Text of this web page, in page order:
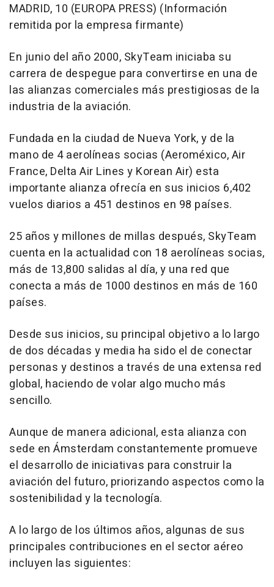
MADRID, 10 (EUROPA PRESS) (Información
remitida por la empresa firmante)
En junio del año 2000, SkyTeam iniciaba su
carrera de despegue para convertirse en una de
las alianzas comerciales más prestigiosas de la
industria de la aviación.
Fundada en la ciudad de Nueva York, y de la
mano de 4 aerolíneas socias (Aeroméxico, Air
France, Delta Air Lines y Korean Air) esta
importante alianza ofrecía en sus inicios 6,402
vuelos diarios a 451 destinos en 98 países.
25 años y millones de millas después, SkyTeam
cuenta en la actualidad con 18 aerolíneas socias,
más de 13,800 salidas al día, y una red que
conecta a más de 1000 destinos en más de 160
países.
Desde sus inicios, su principal objetivo a lo largo
de dos décadas y media ha sido el de conectar
personas y destinos a través de una extensa red
global, haciendo de volar algo mucho más
sencillo.
Aunque de manera adicional, esta alianza con
sede en Ámsterdam constantemente promueve
el desarrollo de iniciativas para construir la
aviación del futuro, priorizando aspectos como la
sostenibilidad y la tecnología.
A lo largo de los últimos años, algunas de sus
principales contribuciones en el sector aéreo
incluyen las siguientes: